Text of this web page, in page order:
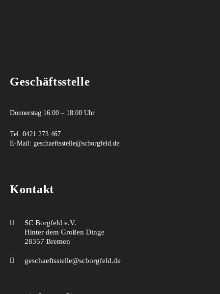
Geschäftsstelle
Donnerstag 16:00 – 18:00 Uhr
Tel: 0421 273 467
E-Mail: geschaeftsstelle@scborgfeld.de
Kontakt
SC Borgfeld e.V.
Hinter dem Großen Dinge
28357 Bremen
geschaeftsstelle@scborgfeld.de